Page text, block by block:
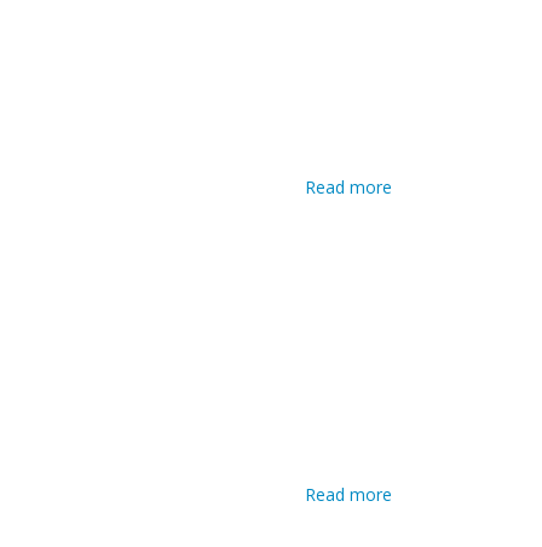
Read more
Read more